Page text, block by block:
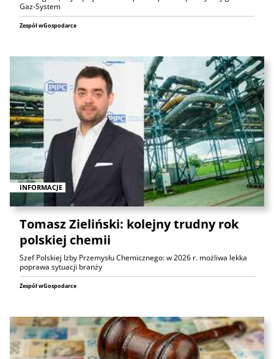
Gaz-System
Zespół wGospodarce
INFORMACJE
Tomasz Zieliński: kolejny trudny rok
polskiej chemii
Szef Polskiej Izby Przemysłu Chemicznego: w 2026 r. możliwa lekka
poprawa sytuacji branży
Zespół wGospodarce